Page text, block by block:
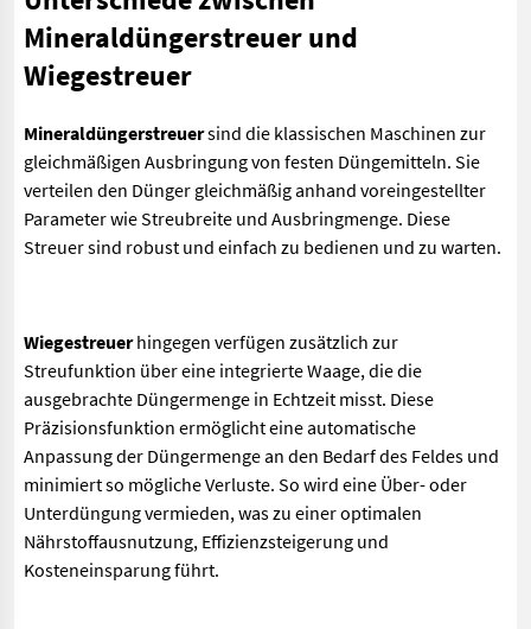
Mineraldüngerstreuer und
Wiegestreuer
Mineraldüngerstreuersind die klassischen Maschinen zur
gleichmäßigen Ausbringung von festen Düngemitteln. Sie
verteilen den Dünger gleichmäßig anhand voreingestellter
Parameter wie Streubreite und Ausbringmenge. Diese
Streuer sind robust und einfach zu bedienen und zu warten.
Wiegestreuerhingegen verfügen zusätzlich zur
Streufunktion über eine integrierte Waage, die die
ausgebrachte Düngermenge in Echtzeit misst. Diese
Präzisionsfunktion ermöglicht eine automatische
Anpassung der Düngermenge an den Bedarf des Feldes und
minimiert so mögliche Verluste. So wird eine Über- oder
Unterdüngung vermieden, was zu einer optimalen
Nährstoffausnutzung, Effizienzsteigerung und
Kosteneinsparung führt.